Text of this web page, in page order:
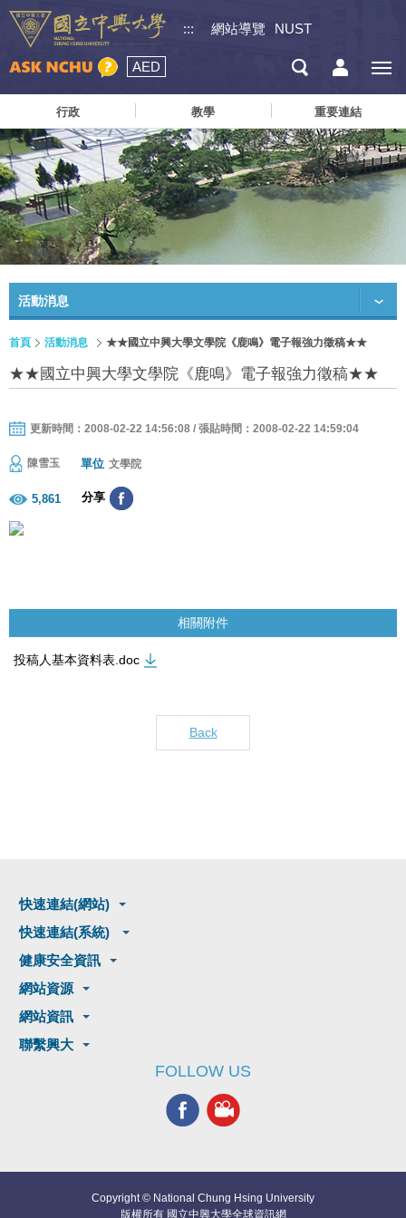
::: 網站導覽 NUST
AED
行政 教學 重要連結
活動消息
首頁 活動消息 ★★國立中興大學文學院《鹿鳴》電子報強力徵稿★★
★★國立中興大學文學院《鹿鳴》電子報強力徵稿★★
更新時間：2008-02-22 14:56:08 / 張貼時間：2008-02-22 14:59:04
陳雪玉 單位 文學院
5,861 分享
相關附件
投稿人基本資料表.doc
Back
快速連結(網站)
快速連結(系統)
健康安全資訊
網站資源
網站資訊
聯繫興大
FOLLOW US
Copyright © National Chung Hsing University
版權所有 國立中興大學全球資訊網